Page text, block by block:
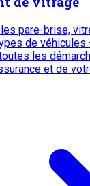
pare-brise,
de
les
et de